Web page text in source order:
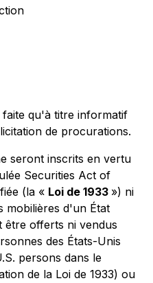
qu'à titre informatif
de procurations.
seront inscrits en vertu
Securities Act of
(la « Loi de 1933 ») ni
mobilières d'un État
être offerts ni vendus
des États-Unis
persons dans le
de la Loi de 1933) ou